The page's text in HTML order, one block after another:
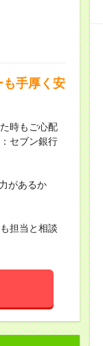
手厚く安
時もご心配
セブン銀行
があるか
担当と相談